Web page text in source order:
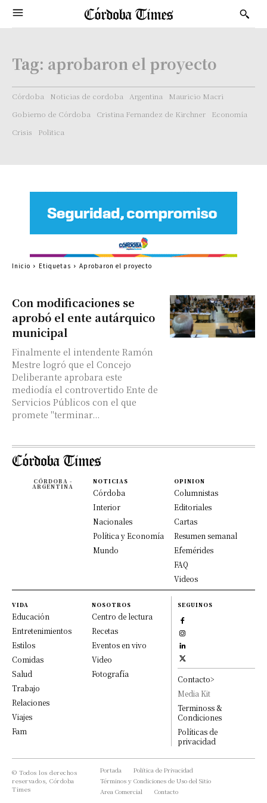
Tag: aprobaron el proyecto
Córdoba Noticias de cordoba Argentina
Mauricio Macri
Gobierno de Córdoba
Cristina Fernandez de Kirchner
Economía
Crisis
Politica
Con modificaciones se
aprobó el ente autárquico
municipal
Finalmente el intendente Ramón
Mestre logró que el Concejo
Deliberante aprobara este
mediodía el controvertido Ente de
Servicios Públicos con el que
promete "terminar...
Inicio Etiquetas Aprobaron el proyecto
CÓRDOBA -
ARGENTINA
NOTICIAS
Córdoba
Interior
Nacionales
Política y Economía
Mundo
OPINION
Columnistas
Editoriales
Cartas
Resumen semanal
Efemérides
FAQ
Videos
VIDA
Educación
Entretenimientos
Estilos
Comidas
Salud
Trabajo
Relaciones
Viajes
Fam
NOSOTROS
Centro de lectura
Recetas
Eventos en vivo
Video
Fotografía
SEGUINOS
Contacto>
Media Kit
Terminoss &
Condiciones
Políticas de
privacidad
© Todos los derechos
reservados, Córdoba
Times
Portada
Política de Privacidad
Términos y Condiciones de Uso del Sitio
Area Comercial
Contacto